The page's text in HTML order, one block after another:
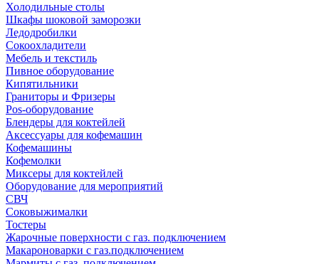
Холодильные столы
Шкафы шоковой заморозки
Ледодробилки
Сокоохладители
Мебель и текстиль
Пивное оборудование
Кипятильники
Граниторы и Фризеры
Pos-оборудование
Блендеры для коктейлей
Аксессуары для кофемашин
Кофемашины
Кофемолки
Миксеры для коктейлей
Оборудование для мероприятий
СВЧ
Соковыжималки
Тостеры
Жарочные поверхности с газ. подключением
Макароноварки с газ.подключением